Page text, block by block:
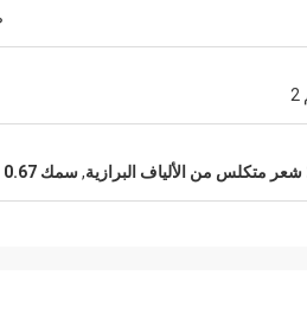
,سمك 0.67 مم